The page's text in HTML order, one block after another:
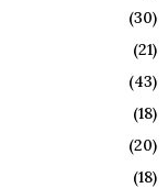
(30)
(21)
(43)
(18)
(20)
(18)